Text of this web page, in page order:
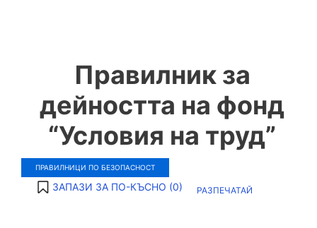
Правилник за
дейността на фонд
“Условия на труд”
ПРАВИЛНИЦИ ПО БЕЗОПАСНОСТ
ЗАПАЗИ ЗА ПО-КЪСНО (0) РАЗПЕЧАТАЙ